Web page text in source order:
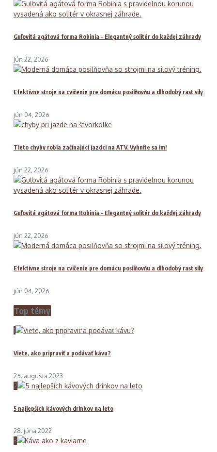
Guľovitá agátová forma Robinia – Elegantný solitér do každej záhrady
jún 22, 2026
Efektívne stroje na cvičenie pre domácu posilňovňu a dlhodobý rast sily
jún 04, 2026
Tieto chyby robia začínajúci jazdci na ATV. Vyhnite sa im!
jún 22, 2026
Guľovitá agátová forma Robinia – Elegantný solitér do každej záhrady
jún 22, 2026
Efektívne stroje na cvičenie pre domácu posilňovňu a dlhodobý rast sily
jún 04, 2026
Top témy
1
Viete, ako pripraviť a podávať kávu?
25. augusta 2023
2
5 najlepších kávových drinkov na leto
28. júna 2022
3